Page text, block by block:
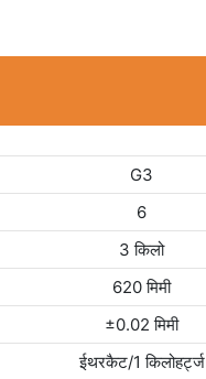
G3
6
3 किलो
620 मिमी
±0.02 मिमी
ईथरकैट/1 किलोहर्ट्ज